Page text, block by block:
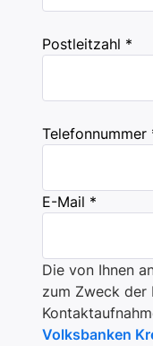
Postleitzahl *
Telefonnummer
E-Mail *
Die von Ihnen
zum Zweck der
Volksbanken